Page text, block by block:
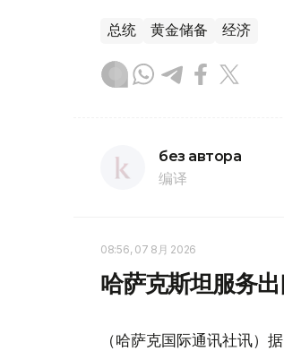
总统 黄金储备 经济
без автора
编译
08:56, 07 8月 2026
哈萨克斯坦服务
（哈萨克国际通讯社讯